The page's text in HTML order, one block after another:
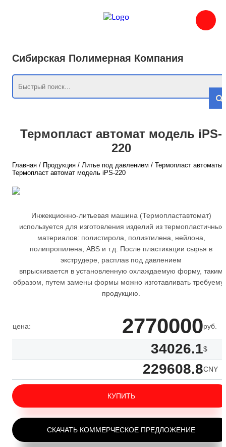
Сибирская Полимерная Компания
Термопласт автомат модель iPS-
220
Главная / Продукция / Литье под давлением / Термопласт автоматы
Термопласт автомат модель iPS-220
Инжекционно-литьевая машина (Термопластавтомат)
используется для изготовления изделий из термопластичных
материалов: полистирола, полиэтилена, нейлона,
полипропилена, АВS и т.д. После пластикации сырья в
экструдере, расплав под давлением
впрыскивается в установленную охлаждаемую форму, таким
образом, путем замены формы можно изготавливать
продукцию.
цена: 2770000руб.
34026.1$
229608.8CNY
КУПИТЬ
СКАЧАТЬ КОММЕРЧЕСКОЕ ПРЕДЛОЖЕНИЕ